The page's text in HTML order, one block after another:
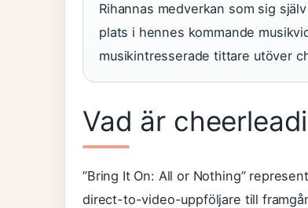
Rihannas medverkan som sig
plats i hennes kommande
musikintresserade tittare utöver
Vad är
”Bring It On: All or Nothing”
direct-to-video-uppföljare till